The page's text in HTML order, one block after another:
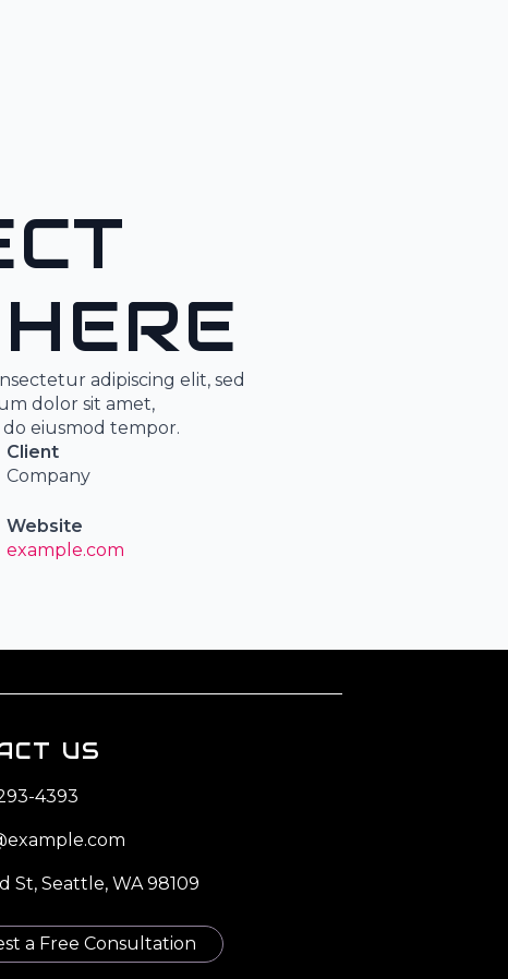
adipiscing elit, sed
dolor sit amet,
eiusmod tempor.
Client
Company
Website
example.com
US
4393
St, Seattle, WA 98109
a Free Consultation